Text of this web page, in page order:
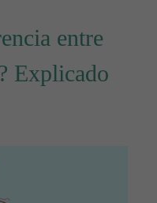
entre
Explicado